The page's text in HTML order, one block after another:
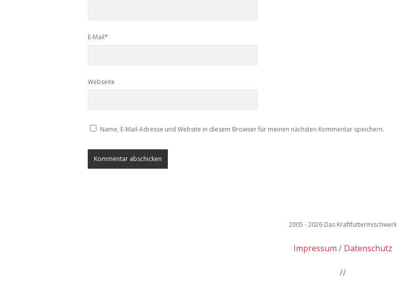
E-Mail*
Webseite
Name, E-Mail-Adresse und Website in diesem Browser für meinen nächsten Kommentar speichern.
2005 - 2026 Das Kraftfuttermischwerk
Impressum Datenschutz
//